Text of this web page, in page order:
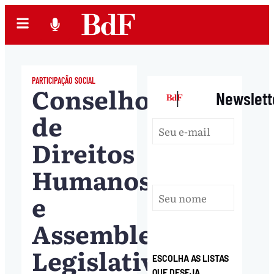
PARTICIPAÇÃO SOCIAL
Conselho
de
Direitos
Humanos
e
Assembleia
Legislativa
|
ESCOLHA AS LISTAS